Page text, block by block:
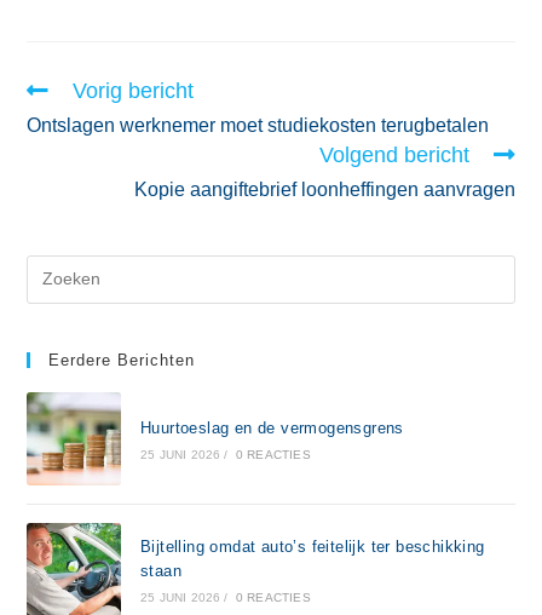
Vorig bericht
Ontslagen werknemer moet studiekosten terugbetalen
Volgend bericht
Kopie aangiftebrief loonheffingen aanvragen
Eerdere Berichten
Huurtoeslag en de vermogensgrens
25 JUNI 2026 / 0 REACTIES
Bijtelling omdat auto’s feitelijk ter beschikking
staan
25 JUNI 2026 / 0 REACTIES